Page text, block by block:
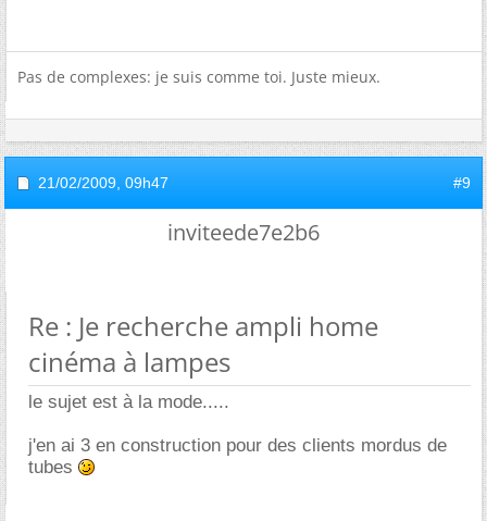
Pas de complexes: je suis comme toi. Juste mieux.
21/02/2009, 09h47 #9
inviteede7e2b6
Re : Je recherche ampli home
cinéma à lampes
le sujet est à la mode.....
j'en ai 3 en construction pour des clients mordus de
tubes